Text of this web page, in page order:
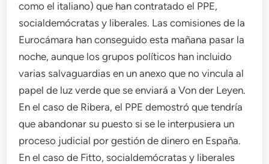
como el italiano) que han contratado el PPE,
socialdemócratas y liberales. Las comisiones de la
Eurocámara han conseguido esta mañana pasar la
noche, aunque los grupos políticos han incluido
varias salvaguardias en un anexo que no vincula al
papel de luz verde que se enviará a Von der Leyen.
En el caso de Ribera, el PPE demostró que tendría
que abandonar su puesto si se le interpusiera un
proceso judicial por gestión de dinero en España.
En el caso de Fitto, socialdemócratas y liberales